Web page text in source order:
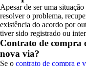
Apesar de ser uma
resolver o problema,
existência do acordo por
tiver sido registrado ou
Contrato de compra
nova via?
Se o contrato de compra e